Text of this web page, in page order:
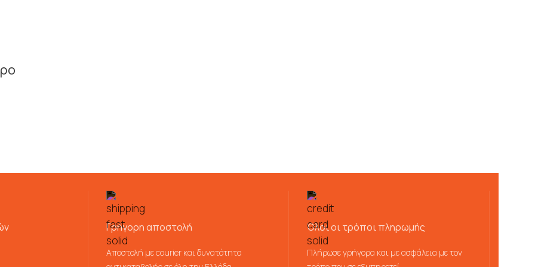
Γρήγορη αποστολή
Αποστολή με courier και δυνατότητα
Όλοι οι τρόποι πληρωμής
Πλήρωσε γρήγορα και με ασφάλεια με τον